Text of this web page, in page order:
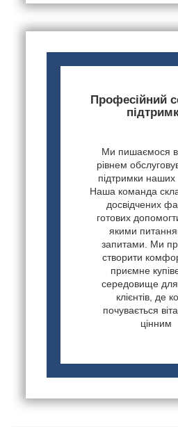
Професійний
Ми пишаємося
рівнем
підтримки наших
Наша команда
досвідчених
готових
якими
запитами. Ми
створити
приємне
середовище
клієнтів, де
почувається
цінним